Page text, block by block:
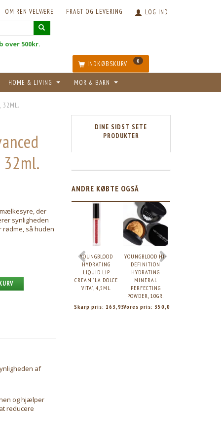
LOG IND
FRAGT OG LEVERING
OM REN VELVÆRE
over 500kr.
INDKØBSKURV 0
HOME & LIVING MOR & BARN
32ML.
der
synligheden
så huden
af
og hjælper
reducere
DINE SIDST SETE
PRODUKTER
ANDRE KØBTE OGSÅ
YOUNGBLOOD
HYDRATING
LIQUID LIP
CREAM "LA DOLCE
VITA", 4,5ML.
Skarp pris:163,95
YOUNGBLOOD HI-
DEFINITION
HYDRATING
MINERAL
PERFECTING
POWDER, 10GR.
Vores pris: 350,00